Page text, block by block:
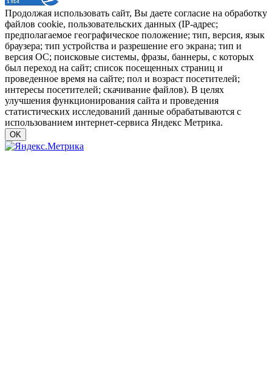
Продолжая использовать сайт, Вы даете согласие на обработку
файлов cookie, пользовательских данных (IP-адрес;
предполагаемое географическое положение; тип, версия, язык
браузера; тип устройства и разрешение его экрана; тип и
версия ОС; поисковые системы, фразы, баннеры, с которых
был переход на сайт; список посещенных страниц и
проведенное время на сайте; пол и возраст посетителей;
интересы посетителей; скачивание файлов). В целях
улучшения функционирования сайта и проведения
статистических исследований данные обрабатываются с
использованием интернет-сервиса Яндекс Метрика.
OK